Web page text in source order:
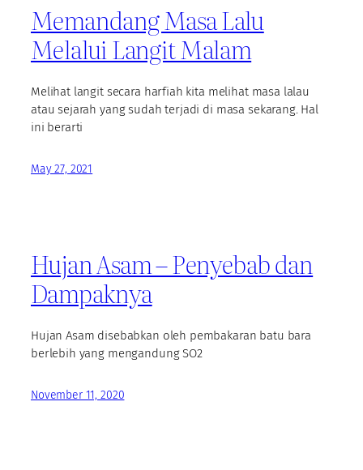
Memandang Masa Lalu
Melalui Langit Malam
Melihat langit secara harfiah kita melihat masa lalau
atau sejarah yang sudah terjadi di masa sekarang. Hal
ini berarti
May 27, 2021
Hujan Asam – Penyebab dan
Dampaknya
Hujan Asam disebabkan oleh pembakaran batu bara
berlebih yang mengandung SO2
November 11, 2020